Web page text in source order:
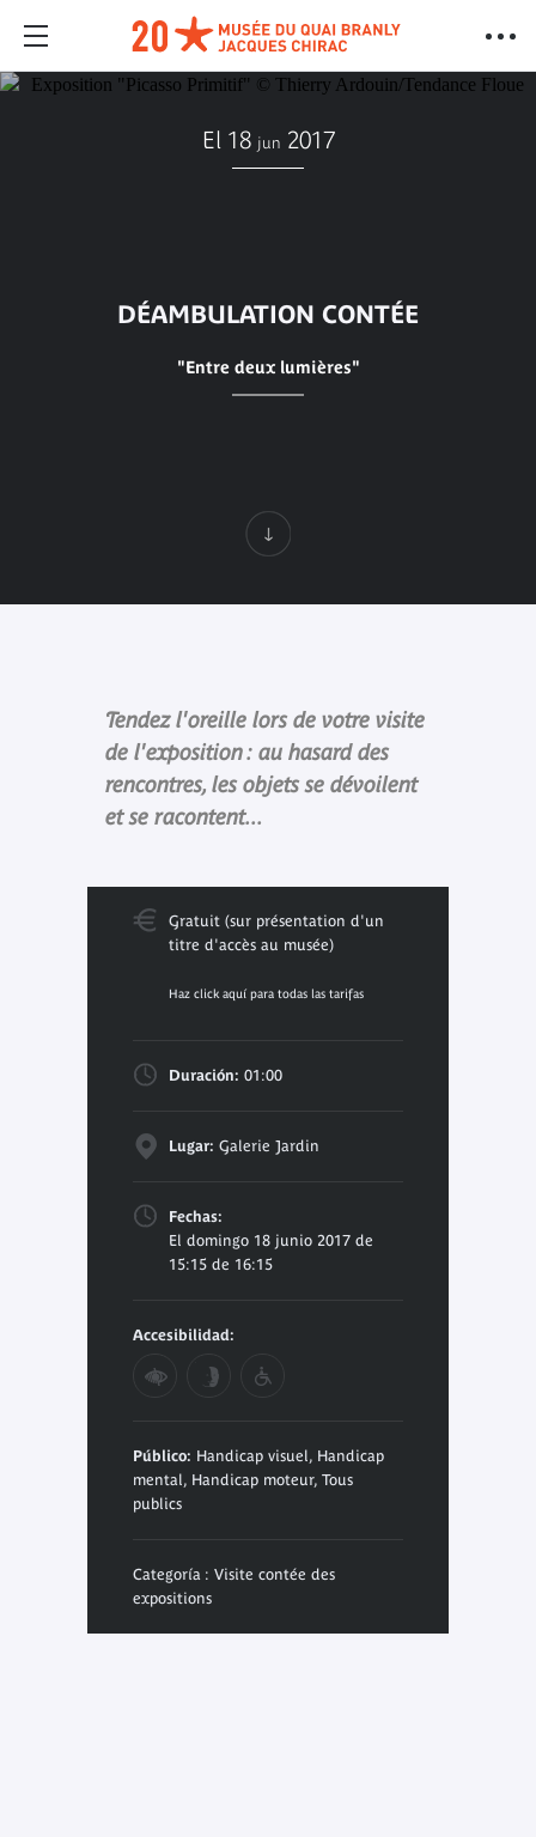
El 18 jun 2017
DÉAMBULATION CONTÉE
"Entre deux lumières"
Tendez l'oreille lors de votre visite
de l'exposition : au hasard des
rencontres, les objets se dévoilent
et se racontent...
Gratuit (sur présentation d'un
titre d'accès au musée)
Haz click aquí para todas las tarifas
Duración: 01:00
Lugar: Galerie Jardin
Fechas:
El domingo 18 junio 2017 de
15:15 de 16:15
Accesibilidad:
Público: Handicap visuel, Handicap
mental, Handicap moteur, Tous
publics
Categoría : Visite contée des
expositions